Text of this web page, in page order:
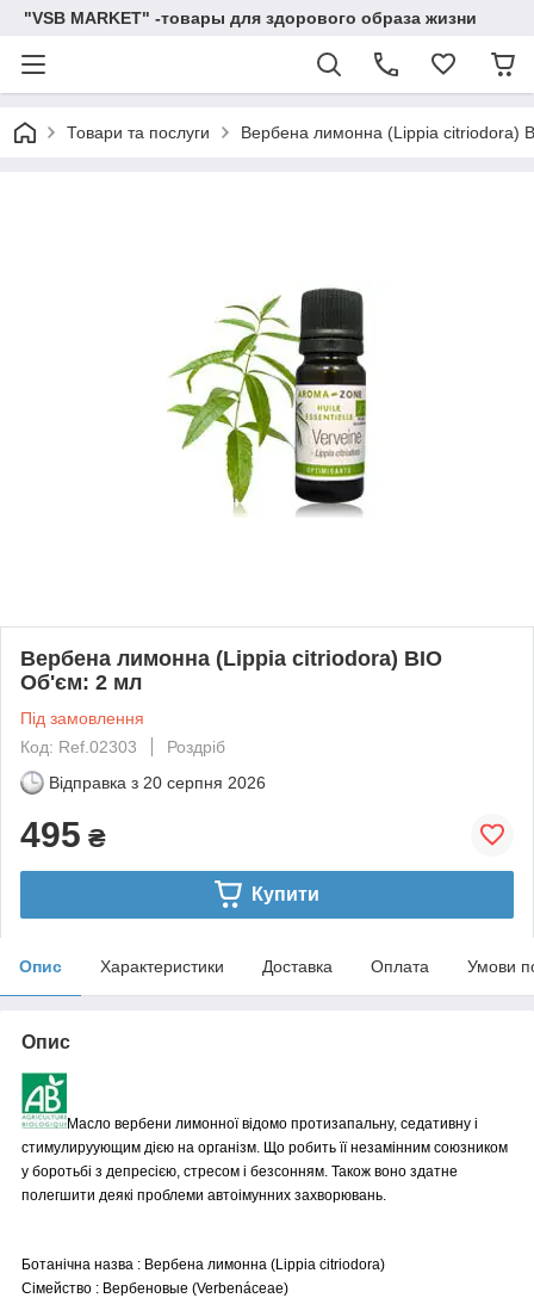
"VSB MARKET" -товары для здорового образа жизни
Товари та послуги Вербена лимонна (Lippia citriodora)
Вербена лимонна (Lippia citriodora) BIO
Об'єм: 2 мл
Під замовлення
Код: Ref.02303
Роздріб
Відправка з 20 серпня 2026
495 ₴
Купити
Опис Характеристики Доставка Оплата Умови
Опис
Масло вербени лимонної відомо протизапальну, седативну і
стимулируующим дією на організм. Що робить її незамінним союзником
у боротьбі з депресією, стресом і безсонням. Також воно здатне
полегшити деякі проблеми автоімунних захворювань.
Ботанічна назва : Вербена лимонна (Lippia citriodora)
Сімейство : Вербеновые (Verbenáceae)